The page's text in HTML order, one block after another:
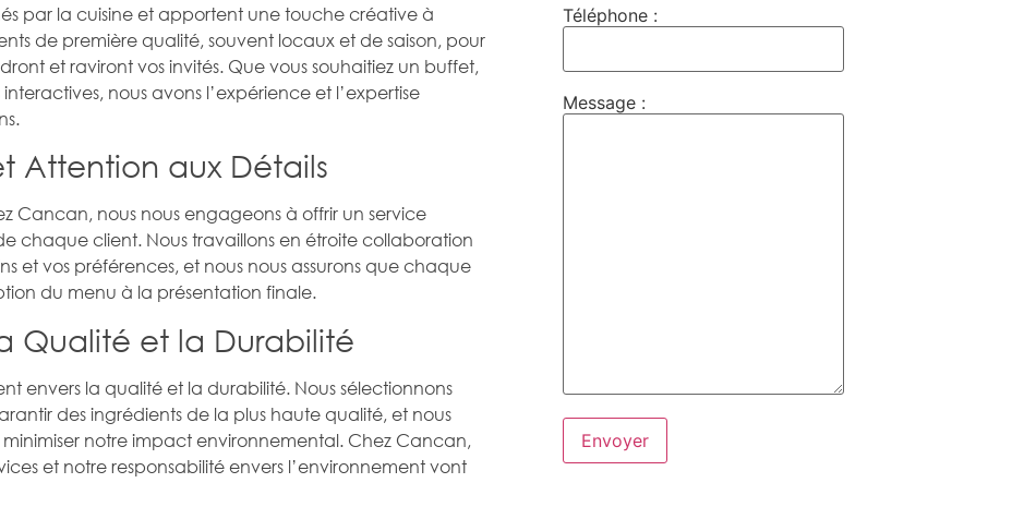
par la cuisine et apportent une touche créative à
de première qualité, souvent locaux et de saison, pour
et raviront vos invités. Que vous souhaitiez un buffet,
nous avons l’expérience et l’expertise
Attention aux Détails
Cancan, nous nous engageons à offrir un service
chaque client. Nous travaillons en étroite collaboration
et vos préférences, et nous nous assurons que chaque
du menu à la présentation finale.
Qualité et la Durabilité
envers la qualité et la durabilité. Nous sélectionnons
des ingrédients de la plus haute qualité, et nous
notre impact environnemental. Chez Cancan,
et notre responsabilité envers l’environnement vont
Téléphone :
Message :